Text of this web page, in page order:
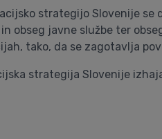
strategijo Slovenije
obseg javne službe ter
tako, da se zagotavlja
strategija Slovenije